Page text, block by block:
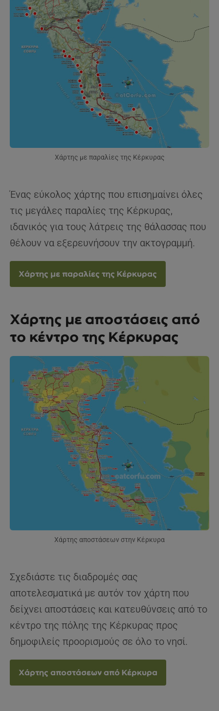
Χάρτης με παραλίες της Κέρκυρας
Ένας εύκολος χάρτης που επισημαίνει όλες
τις μεγάλες παραλίες της Κέρκυρας,
ιδανικός για τους λάτρεις της θάλασσας που
θέλουν να εξερευνήσουν την ακτογραμμή.
Χάρτης με παραλίες της Κέρκυρας
Χάρτης με αποστάσεις από
το κέντρο της Κέρκυρας
Χάρτης αποστάσεων στην Κέρκυρα
Σχεδιάστε τις διαδρομές σας
αποτελεσματικά με αυτόν τον χάρτη που
δείχνει αποστάσεις και κατευθύνσεις από το
κέντρο της πόλης της Κέρκυρας προς
δημοφιλείς προορισμούς σε όλο το νησί.
Χάρτης αποστάσεων από Κέρκυρα